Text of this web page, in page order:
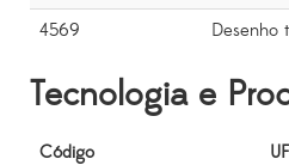
4569 Desenho
Tecnologia e
Código